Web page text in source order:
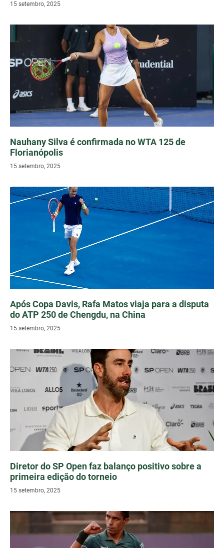
15 setembro, 2025
Nauhany Silva é confirmada no WTA 125 de
Florianópolis
15 setembro, 2025
Após Copa Davis, Rafa Matos viaja para a disputa
do ATP 250 de Chengdu, na China
15 setembro, 2025
Diretor do SP Open faz balanço positivo sobre a
primeira edição do torneio
15 setembro, 2025